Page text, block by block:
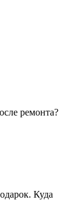
ремонта?
Куда